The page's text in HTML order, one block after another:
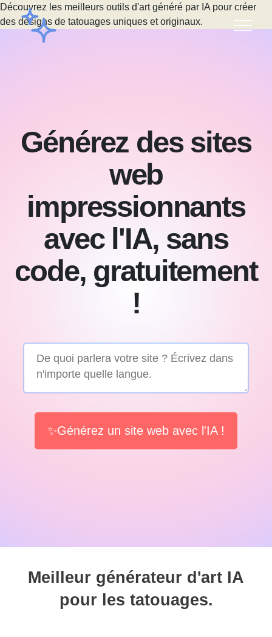
Découvrez les meilleurs outils d'art généré par IA pour créer
des designs de tatouages uniques et originaux.
Générez des sites
web
impressionnants
avec l'IA, sans
code, gratuitement
!
✨Générez un site web avec l'IA !
Meilleur générateur d'art IA
pour les tatouages.